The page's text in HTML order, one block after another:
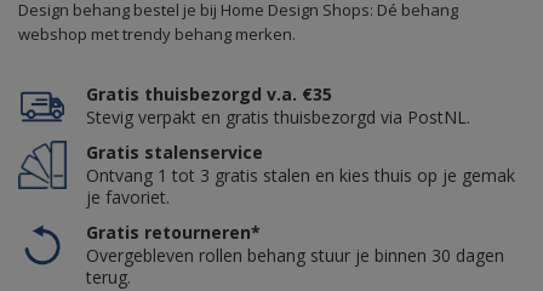
Design behang bestel je bij Home Design Shops: Dé behang
webshop met trendy behang merken.
Gratis thuisbezorgd v.a. €35
Stevig verpakt en gratis thuisbezorgd via PostNL.
Gratis stalenservice
Ontvang 1 tot 3 gratis stalen en kies thuis op je gemak
je favoriet.
Gratis retourneren*
Overgebleven rollen behang stuur je binnen 30 dagen
terug.